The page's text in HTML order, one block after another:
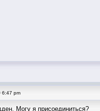
6:47 pm
Могу я присоединиться?